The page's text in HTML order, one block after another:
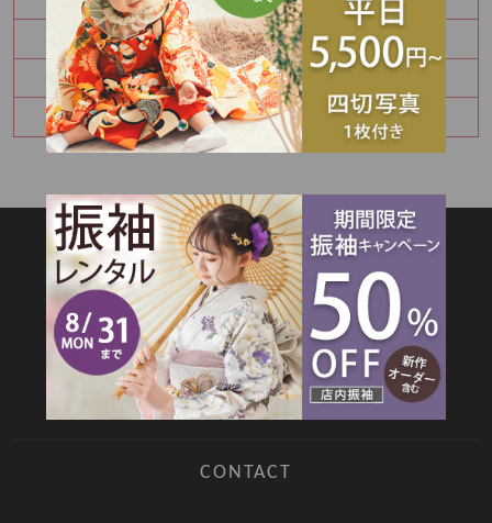
七五三詣りの神社紹介⛩️
8月振袖展示会予約受付中✨
卒業袴レンタルご予約承り中♪
SITEMAP
TOP 新着情報
撮影メニュー
料金・商品
キャンペーン
衣装カタログ
店舗情報
よくあるご質問
お問合せ
web撮影予約
CONTACT